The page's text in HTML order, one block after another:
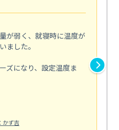
が弱く、就寝時に温度が
ました。
ズになり、設定温度ま
かず吉